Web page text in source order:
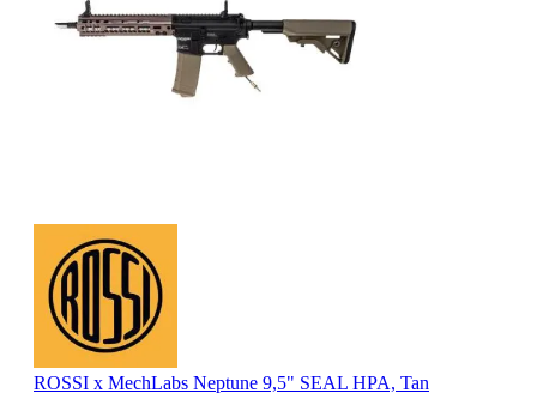
ROSSI x MechLabs Neptune 9,5" SEAL HPA, Tan